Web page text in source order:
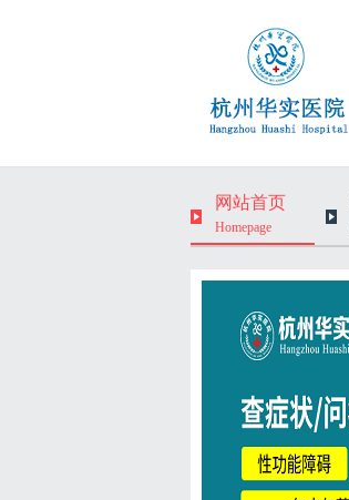
网站首页
Homepage